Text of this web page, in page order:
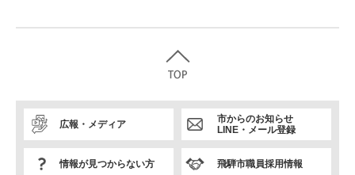
広報・メディア
市からのお知らせ
LINE・メール登録
情報が見つからない方 飛騨市職員採用情報